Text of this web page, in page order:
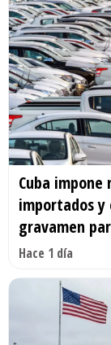
Cuba
importados y
gravamen
Hace 1 día